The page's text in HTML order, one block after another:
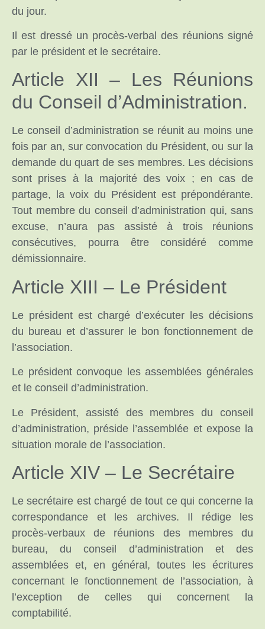
du jour.
Il est dressé un procès-verbal des réunions signé
par le président et le secrétaire.
Article XII – Les Réunions
du Conseil d’Administration.
Le conseil d’administration se réunit au moins une
fois par an, sur convocation du Président, ou sur la
demande du quart de ses membres. Les décisions
sont prises à la majorité des voix ; en cas de
partage, la voix du Président est prépondérante.
Tout membre du conseil d’administration qui, sans
excuse, n’aura pas assisté à trois réunions
consécutives, pourra être considéré comme
démissionnaire.
Article XIII – Le Président
Le président est chargé d’exécuter les décisions
du bureau et d’assurer le bon fonctionnement de
l’association.
Le président convoque les assemblées générales
et le conseil d’administration.
Le Président, assisté des membres du conseil
d’administration, préside l’assemblée et expose la
situation morale de l’association.
Article XIV – Le Secrétaire
Le secrétaire est chargé de tout ce qui concerne la
correspondance et les archives. Il rédige les
procès-verbaux de réunions des membres du
bureau, du conseil d’administration et des
assemblées et, en général, toutes les écritures
concernant le fonctionnement de l’association, à
l’exception de celles qui concernent la
comptabilité.